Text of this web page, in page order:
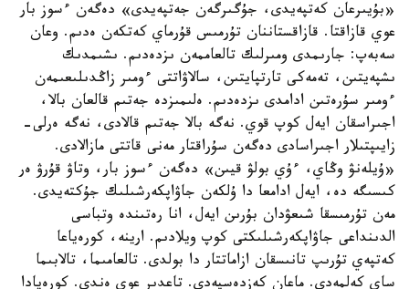
«بۇيىرعان كەتپەيدى، جۇگىرگەن جەتپەيدى» دەگەن ءسوز بار
عوي قازاقتا. قازاقستاننان تۇرمىس قۇرماي كەتكەن ەدىم. وعان
سەبەپ: جارىمدى ومىرلىك تالعاممەن ىزدەدىم. ىشىمدىك
ىشپەيتىن، تەمەكى تارتپايتىن، سالاۋاتتى ءومىر زاڭدىلىعىمەن
ءومىر سۇرەتىن ادامدى ىزدەدىم. ەلىمىزدە جەتىم قالعان بالا،
اجىراسقان ايەل كوپ قوي. نەگە بالا جەتىم قالادى، نەگە ەرلى-
زايىپتىلار اجىراسادى دەگەن سۇراقتار مەنى قاتتى مازالادى.
«ۇيلەنۋ وڭاي، ءۇي بولۋ قيىن» دەگەن ءسوز بار، وتاۋ قۇرۋ ەر
كىسىگە دە، ايەل ادامعا دا ۇلكەن جاۋاپكەرشىلىك جۇكتەيدى.
مەن تۇرمىسقا شىعۋدان بۇرىن ايەل، انا رەتىندە وتباسى
الدىنداعى جاۋاپكەرشىلىكتى كوپ ويلادىم. ارينە، كورەياعا
كەتپەي تۇرىپ تانىسقان ازاماتتار دا بولدى. تالعامىما، تالابىما